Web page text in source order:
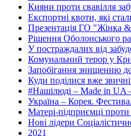
Кияни проти свавілля
Експортні квоти, які
Презентація ГО "Жінка &
Рішення Оболонського
У постраждалих від
Комунальний терор у
Запобігання знищенню
Куди поділися вже звичні
#Нашілюді – Made in UA
Україна – Корея.
Матері-підприємці проти
Нові лідери
2021